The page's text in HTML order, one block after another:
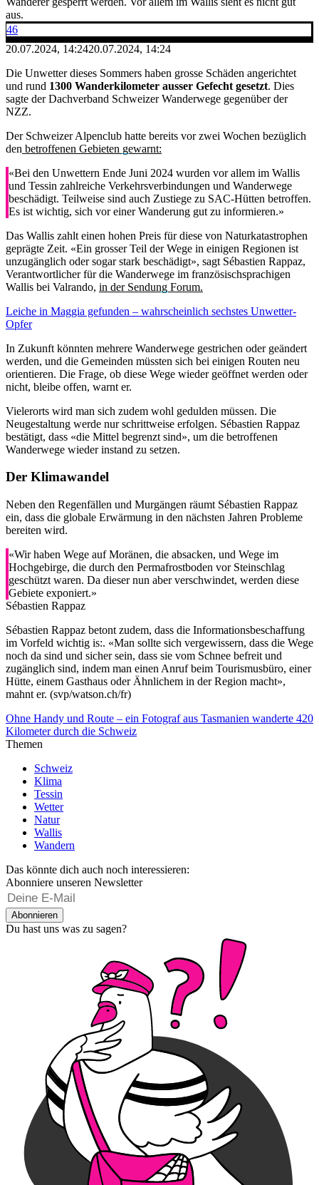
aus.
46
20.07.2024, 14:2420.07.2024, 14:24
Die Unwetter dieses Sommers haben grosse Schäden angerichtet
und rund 1300 Wanderkilometer ausser Gefecht gesetzt. Dies
sagte der Dachverband Schweizer Wanderwege gegenüber der
NZZ.
Der Schweizer Alpenclub hatte bereits vor zwei Wochen bezüglich
den betroffenen Gebieten gewarnt:
«Bei den Unwettern Ende Juni 2024 wurden vor allem im Wallis
und Tessin zahlreiche Verkehrsverbindungen und Wanderwege
beschädigt. Teilweise sind auch Zustiege zu SAC-Hütten betroffen.
Es ist wichtig, sich vor einer Wanderung gut zu informieren.»
Das Wallis zahlt einen hohen Preis für diese von Naturkatastrophen
geprägte Zeit. «Ein grosser Teil der Wege in einigen Regionen ist
unzugänglich oder sogar stark beschädigt», sagt Sébastien Rappaz,
Verantwortlicher für die Wanderwege im französischsprachigen
Wallis bei Valrando, in der Sendung Forum.
Leiche in Maggia gefunden – wahrscheinlich sechstes Unwetter-
Opfer
In Zukunft könnten mehrere Wanderwege gestrichen oder geändert
werden, und die Gemeinden müssten sich bei einigen Routen neu
orientieren. Die Frage, ob diese Wege wieder geöffnet werden oder
nicht, bleibe offen, warnt er.
Vielerorts wird man sich zudem wohl gedulden müssen. Die
Neugestaltung werde nur schrittweise erfolgen. Sébastien Rappaz
bestätigt, dass «die Mittel begrenzt sind», um die betroffenen
Wanderwege wieder instand zu setzen.
Der Klimawandel
Neben den Regenfällen und Murgängen räumt Sébastien Rappaz
ein, dass die globale Erwärmung in den nächsten Jahren Probleme
bereiten wird.
«Wir haben Wege auf Moränen, die absacken, und Wege im
Hochgebirge, die durch den Permafrostboden vor Steinschlag
geschützt waren. Da dieser nun aber verschwindet, werden diese
Gebiete exponiert.»
Sébastien Rappaz
Sébastien Rappaz betont zudem, dass die Informationsbeschaffung
im Vorfeld wichtig is:. «Man sollte sich vergewissern, dass die Wege
noch da sind und sicher sein, dass sie vom Schnee befreit und
zugänglich sind, indem man einen Anruf beim Tourismusbüro, einer
Hütte, einem Gasthaus oder Ähnlichem in der Region macht»,
mahnt er. (svp/watson.ch/fr)
Ohne Handy und Route – ein Fotograf aus Tasmanien wanderte 420
Kilometer durch die Schweiz
Themen
Schweiz
Klima
Tessin
Wetter
Natur
Wallis
Wandern
Das könnte dich auch noch interessieren:
Abonniere unseren Newsletter
Abonnieren
Du hast uns was zu sagen?